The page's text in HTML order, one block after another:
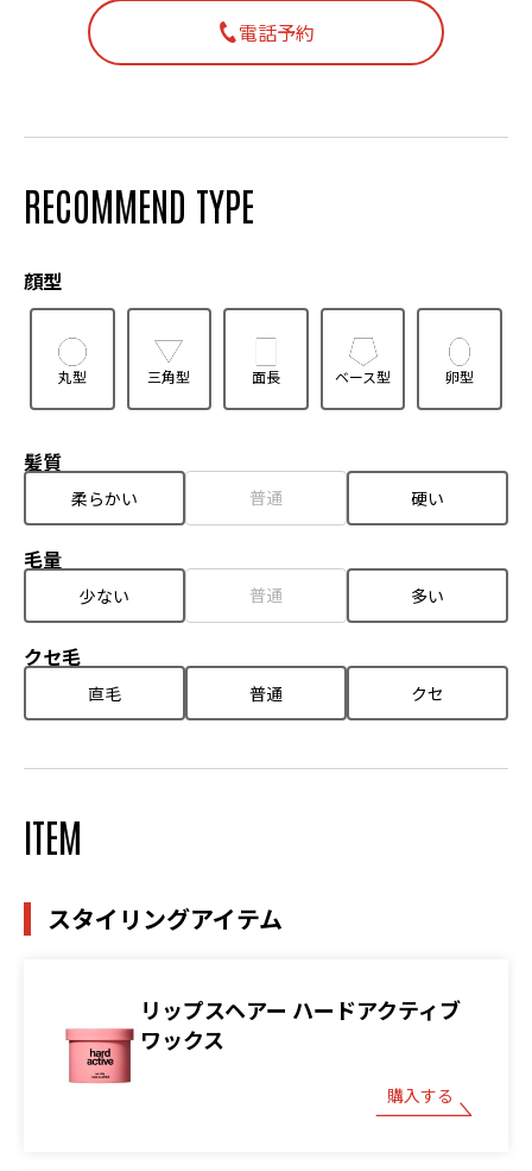
電話予約
RECOMMEND TYPE
顔型
丸型 三角型 面長 ベース型 卵型
髪質
柔らかい 普通 硬い
毛量
少ない 普通 多い
クセ毛
直毛 普通 クセ
ITEM
スタイリングアイテム
リップスヘアー ハードアクティブ
ワックス
購入する